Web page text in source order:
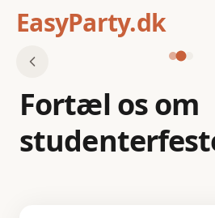
EasyParty.dk
Fortæl os om